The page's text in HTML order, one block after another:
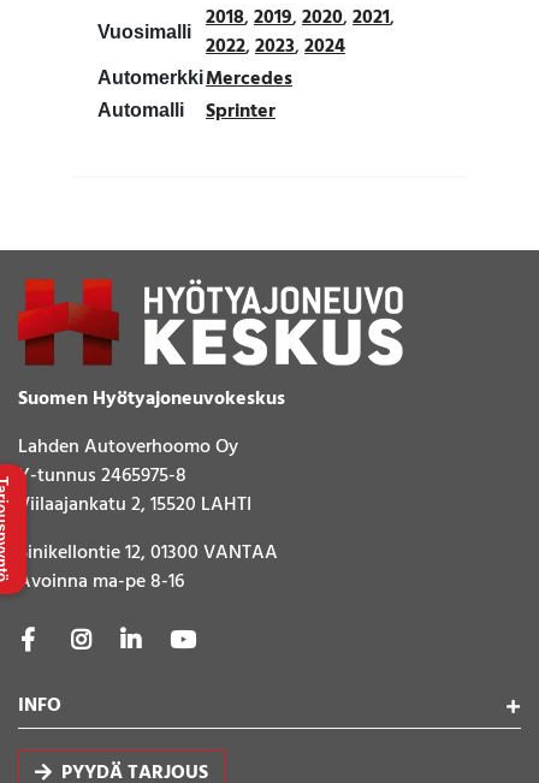
Vuosimalli 2018,2019,2020,2021,
2022,2023,2024
AutomerkkiMercedes
Automalli Sprinter
Suomen Hyötyajoneuvokeskus
Lahden Autoverhoomo Oy
Y-tunnus 2465975-8
Viilaajankatu 2, 15520 LAHTI
Sinikellontie 12, 01300 VANTAA
Avoinna ma-pe 8-16
INFO
PYYDÄ TARJOUS